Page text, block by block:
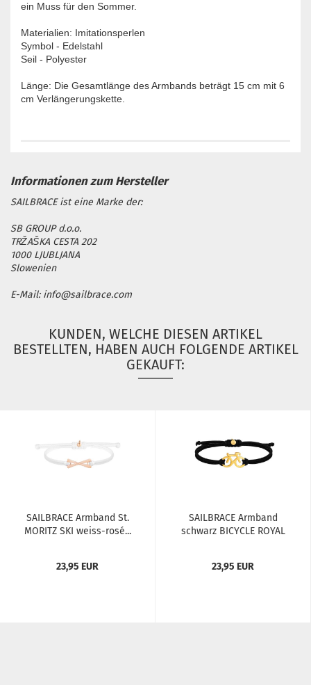
ein Muss für den Sommer.
Materialien: Imitationsperlen
Symbol - Edelstahl
Seil - Polyester
Länge: Die Gesamtlänge des Armbands beträgt 15 cm mit 6
cm Verlängerungskette.
SAILBRACE ist eine Marke der:
SB GROUP d.o.o.
TRŽAŠKA CESTA 202
1000 LJUBLJANA
Slowenien
E-Mail: info@sailbrace.com
KUNDEN, WELCHE DIESEN ARTIKEL
BESTELLTEN, HABEN AUCH FOLGENDE ARTIKEL
GEKAUFT:
SAILBRACE Arm­band St.
MO­RITZ SKI weiss-​​rosé...
23,95 EUR
SAILBRACE Arm­band
schwarz BICY­CLE ROYAL
23,95 EUR